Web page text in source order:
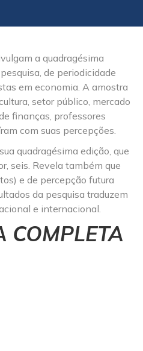
a quadragésima
de periodicidade
em economia. A amostra
setor público, mercado
finanças, professores
com suas percepções.
quadragésima edição, que
seis. Revela também que
e de percepção futura
da pesquisa traduzem
e internacional.
COMPLETA